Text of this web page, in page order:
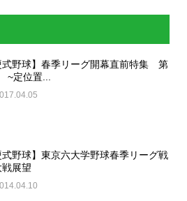
式野球】春季リーグ開幕直前特集 第
定位置...
式野球】東京六大学野球春季リーグ戦
展望